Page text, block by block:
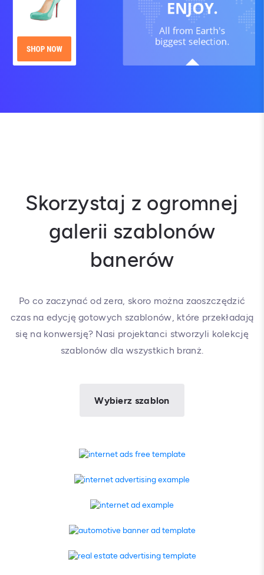
Skorzystaj z ogromnej
galerii szablonów
banerów
Po co zaczynać od zera, skoro można zaoszczędzić
czas na edycję gotowych szablonów, które przekładają
się na konwersję? Nasi projektanci stworzyli kolekcję
szablonów dla wszystkich branż.
Wybierz szablon